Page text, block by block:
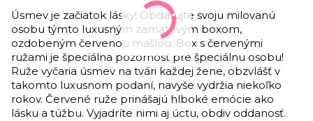
Úsmev je začiatok lásky! Obdarujte svoju milovanú
osobu týmto luxusným zamatovým boxom,
ozdobeným červenou mašľou. Box s červenými
ružami je špeciálna pozornosť pre špeciálnu osobu!
Ruže vyčaria úsmev na tvári každej žene, obzvlášť v
takomto luxusnom podaní, navyše vydržia niekoľko
rokov. Červené ruže prinášajú hlboké emócie ako
lásku a túžbu. Vyjadríte nimi aj úctu, obdiv oddanosť.